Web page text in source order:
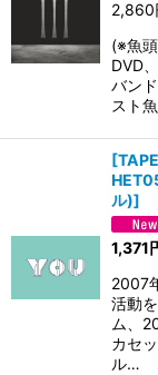
2,860
(※魚
DVD
バン
スト
ル)]
1,371
2007
活動
ム、
カセ
ル…